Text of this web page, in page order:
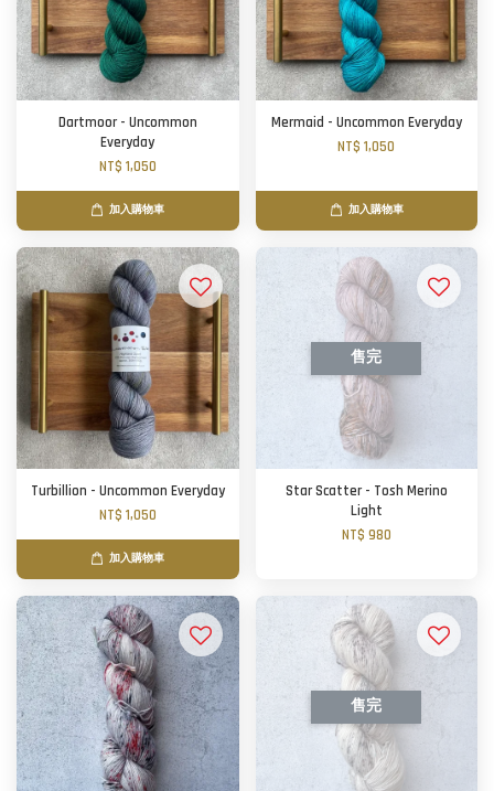
Dartmoor - Uncommon
Everyday
NT$ 1,050
加入購物車
Mermaid - Uncommon Everyday
NT$ 1,050
加入購物車
Turbillion - Uncommon Everyday
NT$ 1,050
加入購物車
售完
Star Scatter - Tosh Merino
Light
NT$ 980
售完